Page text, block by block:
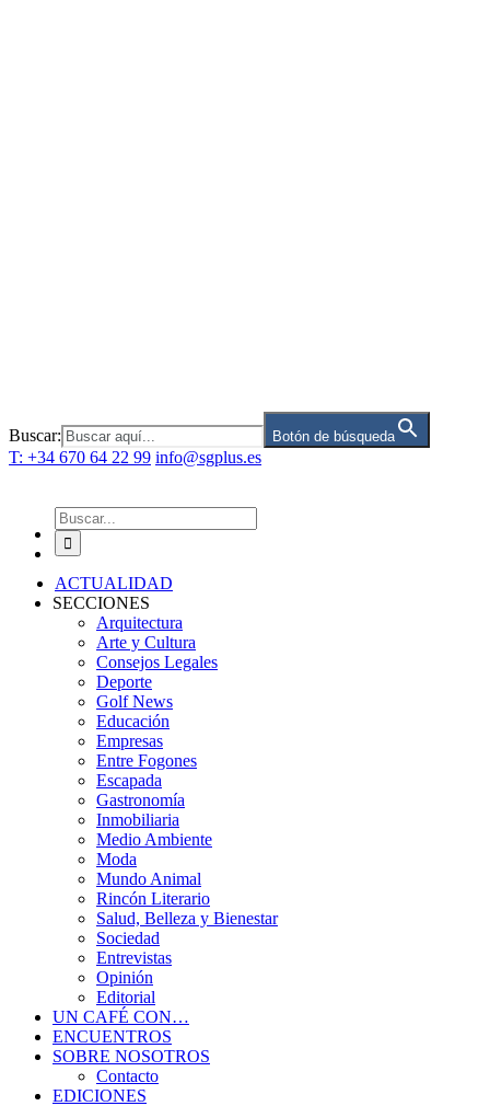
Buscar: Botón de búsqueda
T: +34 670 64 22 99 info@sgplus.es
Buscar:
ACTUALIDAD
SECCIONES
Arquitectura
Arte y Cultura
Consejos Legales
Deporte
Golf News
Educación
Empresas
Entre Fogones
Escapada
Gastronomía
Inmobiliaria
Medio Ambiente
Moda
Mundo Animal
Rincón Literario
Salud, Belleza y Bienestar
Sociedad
Entrevistas
Opinión
Editorial
UN CAFÉ CON…
ENCUENTROS
SOBRE NOSOTROS
Contacto
EDICIONES